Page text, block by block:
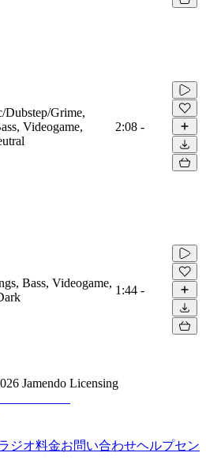
Dubstep/Grime,
Videogame,
2:08 -
Bass, Videogame,
1:44 -
Jamendo Licensing
ジオ料金お問い合わせヘルプセン